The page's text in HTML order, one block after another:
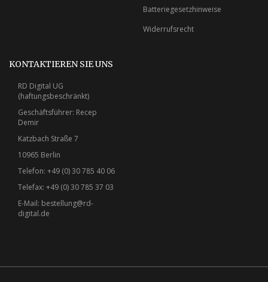
Batteriegesetzhinweise
Widerrufsrecht
KONTAKTIEREN SIE UNS
RD Digital UG
(haftungsbeschränkt)
Geschäftsführer: Recep
Demir
Katzbach Straße 7
10965 Berlin
Telefon: +49 (0) 30 785 40 06
Telefax: +49 (0) 30 785 37 03
E-Mail: bestellung@rd-
digital.de